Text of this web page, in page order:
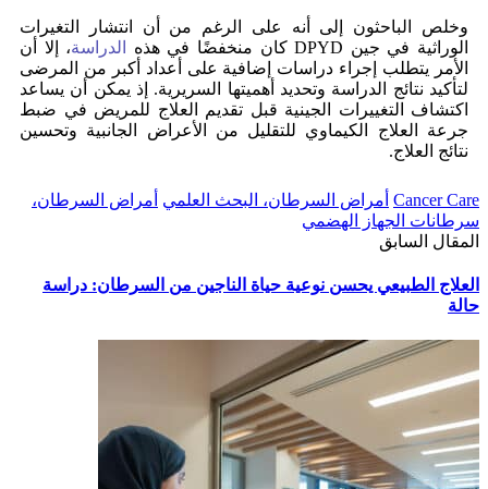
وخلص الباحثون إلى أنه على الرغم من أن انتشار التغيرات
الوراثية في جين DPYD كان منخفضًا في هذه
الدراسة، إلا أن
الأمر يتطلب إجراء دراسات إضافية على أعداد أكبر من المرضى
لتأكيد نتائج الدراسة وتحديد أهميتها السريرية. إذ يمكن أن يساعد
اكتشاف التغييرات الجينية قبل تقديم العلاج للمريض في ضبط
جرعة العلاج الكيماوي للتقليل من الأعراض الجانبية وتحسين
نتائج العلاج.
Cancer Care أمراض السرطان، البحث العلمي أمراض السرطان،
سرطانات الجهاز الهضمي
المقال السابق
العلاج الطبيعي يحسن نوعية حياة الناجين من السرطان: دراسة
حالة